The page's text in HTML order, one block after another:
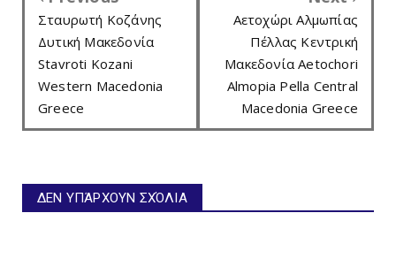
Σταυρωτή Κοζάνης
Δυτική Μακεδονία
Stavroti Kozani
Western Macedonia
Greece
Αετοχώρι Αλμωπίας
Πέλλας Κεντρική
Μακεδονία Aetochori
Almopia Pella Central
Macedonia Greece
ΔΕΝ ΥΠΆΡΧΟΥΝ ΣΧΌΛΙΑ